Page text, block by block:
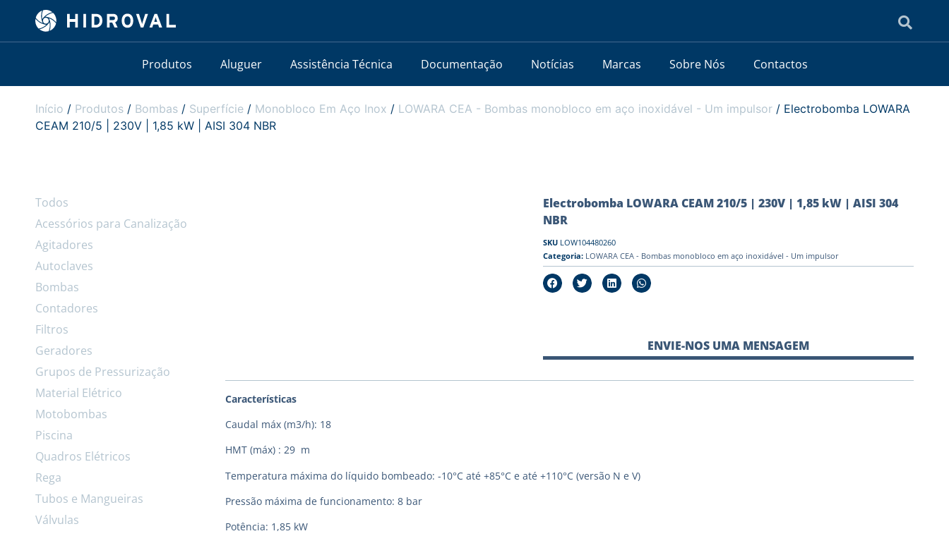
Produtos Aluguer Assistência Técnica Documentação Notícias Marcas Sobre Nós Contactos
Início / Produtos / Bombas / Superfície / Monobloco Em Aço Inox / LOWARA CEA - Bombas monobloco em aço inoxidável - Um impulsor / Electrobomba LOWARA
CEAM 210/5 | 230V | 1,85 kW | AISI 304 NBR
Todos
Acessórios para Canalização
Agitadores
Autoclaves
Bombas
Contadores
Filtros
Geradores
Grupos de Pressurização
Material Elétrico
Motobombas
Piscina
Quadros Elétricos
Rega
Tubos e Mangueiras
Válvulas
Electrobomba LOWARA CEAM 210/5 | 230V | 1,85 kW | AISI 304
NBR
SKU LOW104480260
Categoria: LOWARA CEA - Bombas monobloco em aço inoxidável - Um impulsor
ENVIE-NOS UMA MENSAGEM
Características
Caudal máx (m3/h): 18
HMT (máx) : 29 m
Temperatura máxima do líquido bombeado: -10°C até +85°C e até +110°C (versão N e V)
Pressão máxima de funcionamento: 8 bar
Potência: 1,85 kW